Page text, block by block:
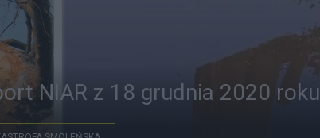
NIAR z 18 grudnia 2020 roku